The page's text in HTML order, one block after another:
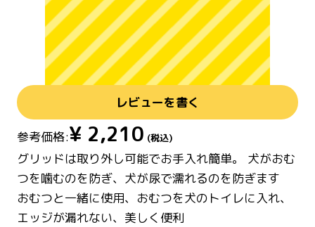
レビューを書く
参考価格:¥ 2,210 (税込)
グリッドは取り外し可能でお手入れ簡単。 犬がおむ
つを噛むのを防ぎ、犬が尿で濡れるのを防ぎます
おむつと一緒に使用、おむつを犬のトイレに入れ、
エッジが漏れない、美しく便利